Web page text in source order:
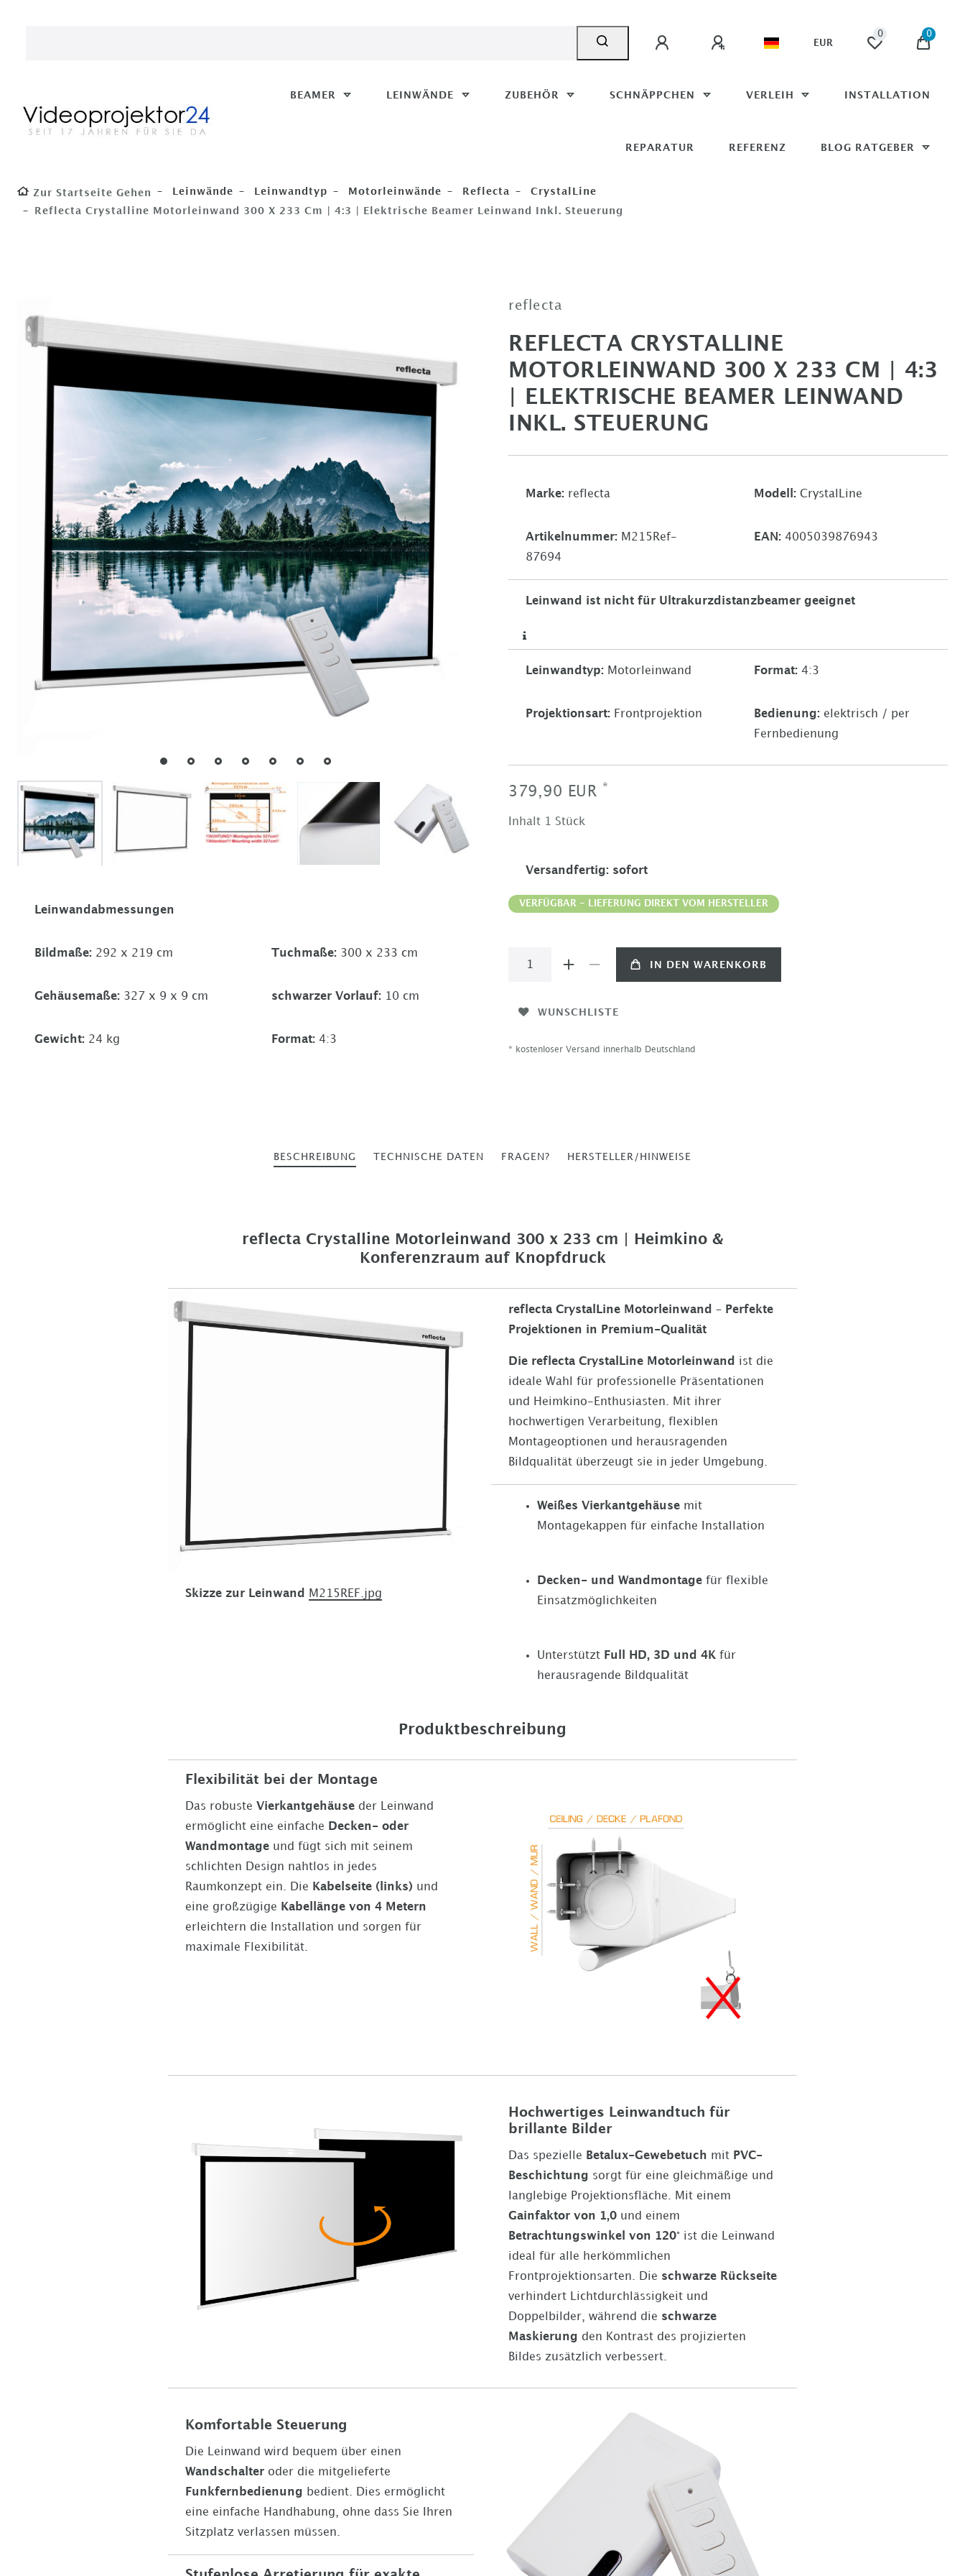
EUR
0 0
BEAMER LEINWÄNDE ZUBEHÖR SCHNÄPPCHEN VERLEIH INSTALLATION
REPARATUR REFERENZ BLOG RATGEBER
Zur Startseite Gehen Leinwände Leinwandtyp Motorleinwände Reflecta CrystalLine
Reflecta Crystalline Motorleinwand 300 X 233 Cm | 4:3 | Elektrische Beamer Leinwand Inkl. Steuerung
Leinwandabmessungen
Bildmaße: 292 x 219 cm Tuchmaße: 300 x 233 cm
Gehäusemaße: 327 x 9 x 9 cm schwarzer Vorlauf: 10 cm
Gewicht: 24 kg Format: 4:3
reflecta
REFLECTA CRYSTALLINE
MOTORLEINWAND 300 X 233 CM | 4:3
| ELEKTRISCHE BEAMER LEINWAND
INKL. STEUERUNG
Marke: reflecta Modell: CrystalLine
Artikelnummer: M215Ref-
87694
EAN: 4005039876943
Leinwand ist nicht für Ultrakurzdistanzbeamer geeignet
Leinwandtyp: Motorleinwand Format: 4:3
Projektionsart: Frontprojektion Bedienung: elektrisch / per
Fernbedienung
379,90 EUR *
Inhalt 1 Stück
Versandfertig: sofort
VERFÜGBAR - LIEFERUNG DIREKT VOM HERSTELLER
IN DEN WARENKORB
WUNSCHLISTE
* kostenloser Versand innerhalb Deutschland
BESCHREIBUNG TECHNISCHE DATEN FRAGEN? HERSTELLER/HINWEISE
reflecta Crystalline Motorleinwand 300 x 233 cm | Heimkino &
Konferenzraum auf Knopfdruck
Skizze zur Leinwand M215REF.jpg
reflecta CrystalLine Motorleinwand – Perfekte
Projektionen in Premium-Qualität
Die reflecta CrystalLine Motorleinwand
ist die
ideale Wahl für professionelle Präsentationen
und Heimkino-Enthusiasten. Mit ihrer
hochwertigen Verarbeitung, flexiblen
Montageoptionen und herausragenden
Bildqualität überzeugt sie in jeder Umgebung.
Weißes Vierkantgehäuse mit
Montagekappen für einfache Installation
Decken- und Wandmontage für flexible
Einsatzmöglichkeiten
Unterstützt Full HD, 3D und 4K für
herausragende Bildqualität
Produktbeschreibung
Flexibilität bei der Montage
Das robuste Vierkantgehäuse der Leinwand
ermöglicht eine einfache Decken- oder
Wandmontage und fügt sich mit seinem
schlichten Design nahtlos in jedes
Raumkonzept ein. Die
Kabelseite (links) und
eine großzügige
Kabellänge von 4 Metern
erleichtern die Installation und sorgen für
maximale Flexibilität.
Hochwertiges Leinwandtuch für
brillante Bilder
Das spezielle Betalux-Gewebetuch mit PVC-
Beschichtung sorgt für eine gleichmäßige und
langlebige Projektionsfläche. Mit einem
Gainfaktor von 1,0 und einem
Betrachtungswinkel von 120° ist die Leinwand
ideal für alle herkömmlichen
Frontprojektionsarten. Die schwarze Rückseite
verhindert Lichtdurchlässigkeit und
Doppelbilder, während die schwarze
Maskierung den Kontrast des projizierten
Bildes zusätzlich verbessert.
Komfortable Steuerung
Die Leinwand wird bequem über einen
Wandschalter oder die mitgelieferte
Funkfernbedienung bedient. Dies ermöglicht
eine einfache Handhabung, ohne dass Sie Ihren
Sitzplatz verlassen müssen.